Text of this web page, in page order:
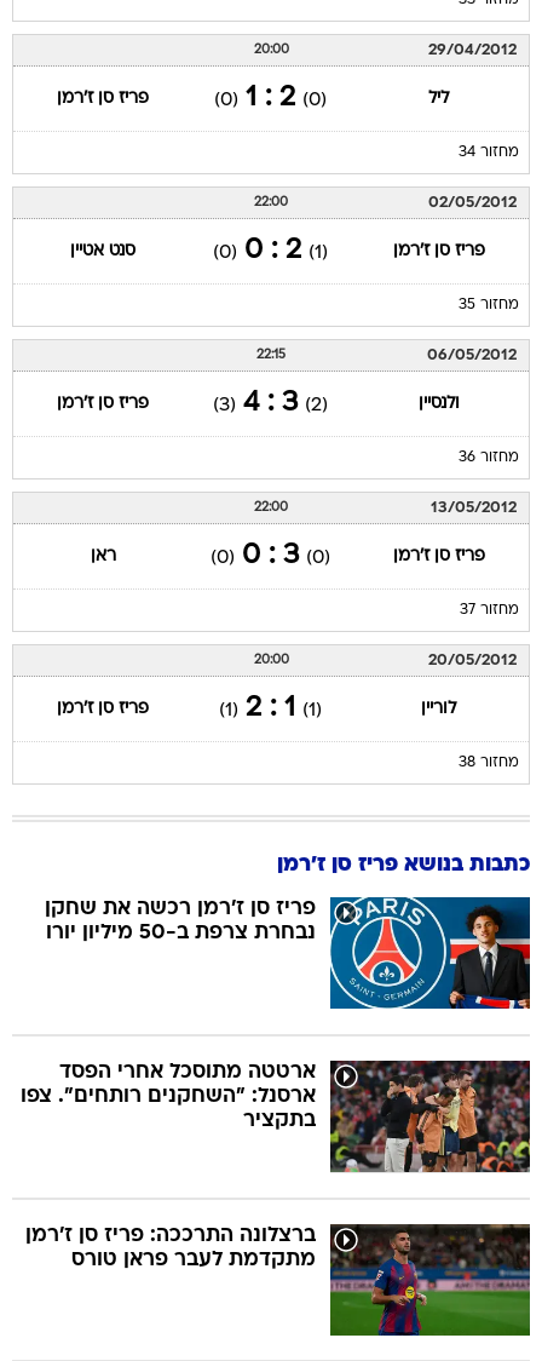
29/04/2012
20:00
ליל (0)
2 : 1
(0) פריז סן ז'רמן
מחזור 34
02/05/2012
22:00
פריז סן ז'רמן (1)
2 : 0
(0) סנט אטיין
מחזור 35
06/05/2012
22:15
ולנסיין (2)
3 : 4
(3) פריז סן ז'רמן
מחזור 36
13/05/2012
22:00
פריז סן ז'רמן (0)
3 : 0
(0) ראן
מחזור 37
20/05/2012
20:00
לוריין (1)
1 : 2
(1) פריז סן ז'רמן
מחזור 38
כתבות בנושא פריז סן ז'רמן
פריז סן ז'רמן רכשה את שחקן
נבחרת צרפת ב-50 מיליון יורו
ארטטה מתוסכל אחרי הפסד
ארסנל: "השחקנים רותחים". צפו
בתקציר
ברצלונה התרככה: פריז סן ז'רמן
מתקדמת לעבר פראן טורס